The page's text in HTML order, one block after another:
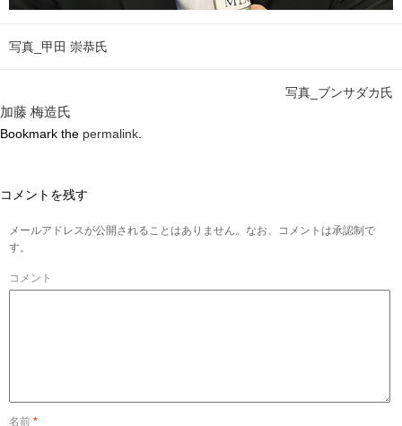
写真_甲田 崇恭氏
写真_ブンサダカ氏
加藤 梅造氏
Bookmark the permalink
コメントを残す
メールアドレスが公開されることはありません。なお、コメントは承認制で
す。
コメント
名前 *